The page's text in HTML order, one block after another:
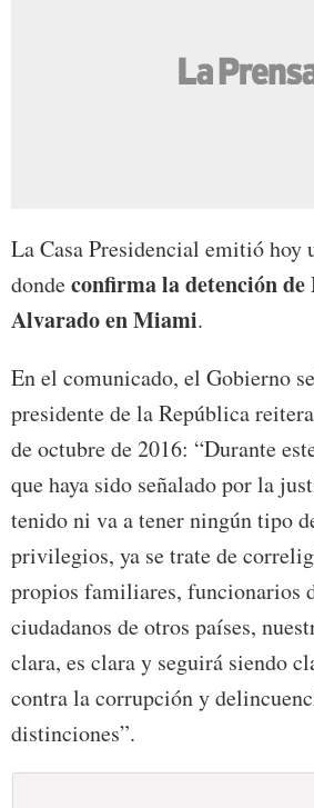
La Casa Presidencial emitió hoy
dondeconfirma la detención de
Alvarado en Miami.
En el comunicado, el Gobierno
presidente de la República
de octubre de 2016: “Durante
que haya sido señalado por la
tenido ni va a tener ningún tipo
privilegios, ya se trate de
propios familiares, funcionarios
ciudadanos de otros países,
clara, es clara y seguirá siendo
contra la corrupción y
distinciones”.